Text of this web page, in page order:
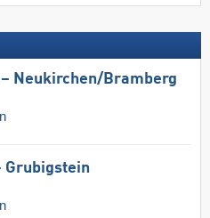
Neukirchen/​Bramberg
Grubigstein